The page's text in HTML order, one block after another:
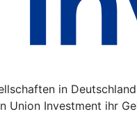
in
Union Investment ihr